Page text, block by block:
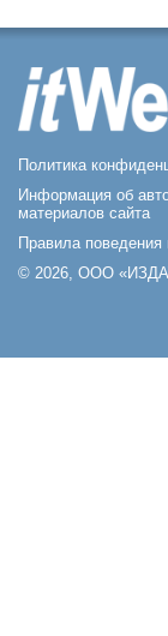
Политика
Информация об
материалов сайта
Правила поведения
© 2026, ООО